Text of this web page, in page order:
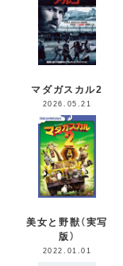
マダガスカル2
2026.05.21
美女と野獣（実写
版）
2022.01.01